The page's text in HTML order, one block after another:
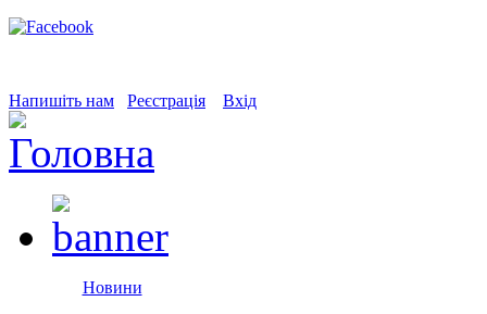
Напишіть нам Реєстрація Вхід
Новини